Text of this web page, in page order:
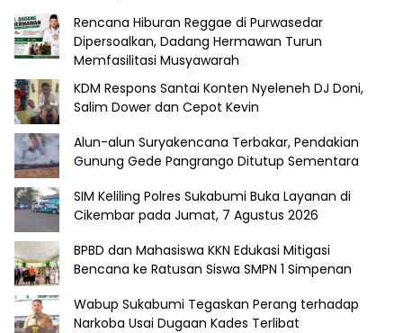
Rencana Hiburan Reggae di Purwasedar
Dipersoalkan, Dadang Hermawan Turun
Memfasilitasi Musyawarah
KDM Respons Santai Konten Nyeleneh DJ Doni,
Salim Dower dan Cepot Kevin
Alun-alun Suryakencana Terbakar, Pendakian
Gunung Gede Pangrango Ditutup Sementara
SIM Keliling Polres Sukabumi Buka Layanan di
Cikembar pada Jumat, 7 Agustus 2026
BPBD dan Mahasiswa KKN Edukasi Mitigasi
Bencana ke Ratusan Siswa SMPN 1 Simpenan
Wabup Sukabumi Tegaskan Perang terhadap
Narkoba Usai Dugaan Kades Terlibat